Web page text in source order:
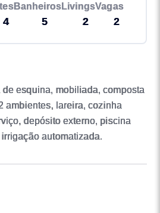
4
Banheiros
5
Livings
2
Vagas
2
esquina, mobiliada, composta
ambientes, lareira, cozinha
depósito externo, piscina
automatizada.